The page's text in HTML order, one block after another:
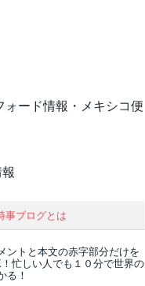
ォード情報・メキシコ便
事ブログとは
ントと本文の赤字部分だけを
忙しい人でも１０分で世界の
る！